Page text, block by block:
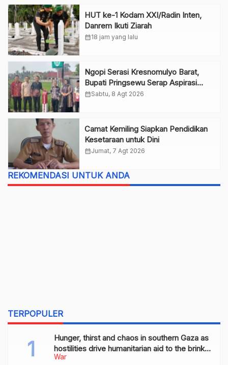
HUT ke-1 Kodam XXI/Radin Inten,
Danrem Ikuti Ziarah
calendar_month18 jam yang lalu
Ngopi Serasi Kresnomulyo Barat,
Bupati Pringsewu Serap Aspirasi
Warga
calendar_monthSabtu, 8 Agt 2026
Camat Kemiling Siapkan Pendidikan
Kesetaraan untuk Dini
calendar_monthJumat, 7 Agt 2026
REKOMENDASI UNTUK ANDA
TERPOPULER
War
Hunger, thirst and chaos in southern Gaza as
hostilities drive humanitarian aid to the brink
of collapse